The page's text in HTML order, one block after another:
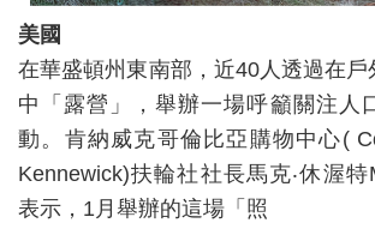
美國
在華盛頓州東南部，近40人透過在戶
中「露營」，舉辦一場呼籲關注人
動。肯納威克哥倫比亞購物中心(
Kennewick)扶輪社社長馬克‧休渥特
表示，1月舉辦的這場「照